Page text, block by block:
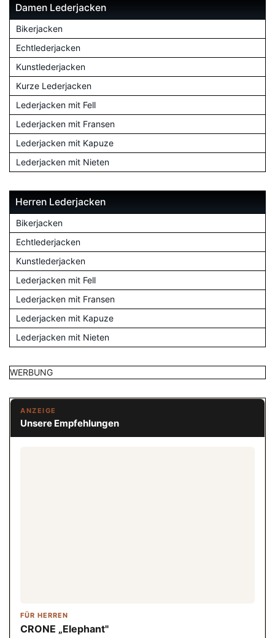
Damen Lederjacken
Bikerjacken
Echtlederjacken
Kunstlederjacken
Kurze Lederjacken
Lederjacken mit Fell
Lederjacken mit Fransen
Lederjacken mit Kapuze
Lederjacken mit Nieten
Herren Lederjacken
Bikerjacken
Echtlederjacken
Kunstlederjacken
Lederjacken mit Fell
Lederjacken mit Fransen
Lederjacken mit Kapuze
Lederjacken mit Nieten
WERBUNG
ANZEIGE
Unsere Empfehlungen
FÜR HERREN
CRONE „Elephant"